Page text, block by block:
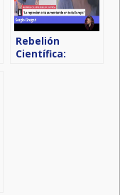
Rebelión
Científica: